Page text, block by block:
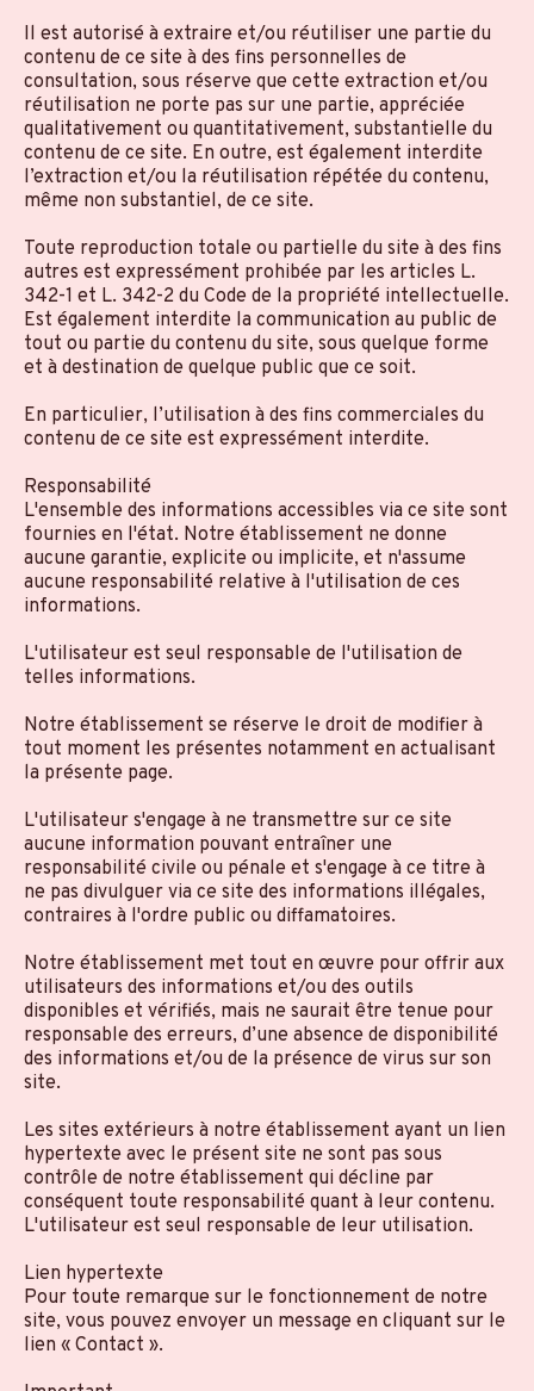
Il est autorisé à extraire et/ou réutiliser une partie du
contenu de ce site à des fins personnelles de
consultation, sous réserve que cette extraction et/ou
réutilisation ne porte pas sur une partie, appréciée
qualitativement ou quantitativement, substantielle du
contenu de ce site. En outre, est également interdite
l’extraction et/ou la réutilisation répétée du contenu,
même non substantiel, de ce site.
Toute reproduction totale ou partielle du site à des fins
autres est expressément prohibée par les articles L.
342-1 et L. 342-2 du Code de la propriété intellectuelle.
Est également interdite la communication au public de
tout ou partie du contenu du site, sous quelque forme
et à destination de quelque public que ce soit.
En particulier, l’utilisation à des fins commerciales du
contenu de ce site est expressément interdite.
Responsabilité
L'ensemble des informations accessibles via ce site sont
fournies en l'état. Notre établissement ne donne
aucune garantie, explicite ou implicite, et n'assume
aucune responsabilité relative à l'utilisation de ces
informations.
L'utilisateur est seul responsable de l'utilisation de
telles informations.
Notre établissement se réserve le droit de modifier à
tout moment les présentes notamment en actualisant
la présente page.
L'utilisateur s'engage à ne transmettre sur ce site
aucune information pouvant entraîner une
responsabilité civile ou pénale et s'engage à ce titre à
ne pas divulguer via ce site des informations illégales,
contraires à l'ordre public ou diffamatoires.
Notre établissement met tout en œuvre pour offrir aux
utilisateurs des informations et/ou des outils
disponibles et vérifiés, mais ne saurait être tenue pour
responsable des erreurs, d’une absence de disponibilité
des informations et/ou de la présence de virus sur son
site.
Les sites extérieurs à notre établissement ayant un lien
hypertexte avec le présent site ne sont pas sous
contrôle de notre établissement qui décline par
conséquent toute responsabilité quant à leur contenu.
L'utilisateur est seul responsable de leur utilisation.
Lien hypertexte
Pour toute remarque sur le fonctionnement de notre
site, vous pouvez envoyer un message en cliquant sur le
lien « Contact ».